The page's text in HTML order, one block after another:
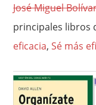
José Miguel
principales libros
eficacia,Sé más